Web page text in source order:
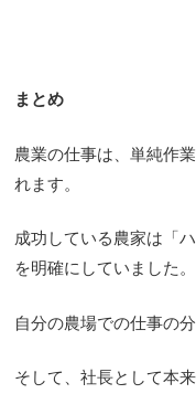
まとめ
農業の仕事は、単純作
れます。
成功している農家は「
を明確にしていました。
自分の農場での仕事の
そして、社長として本